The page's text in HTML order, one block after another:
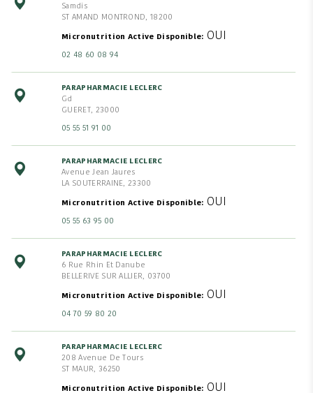
Samdis
ST AMAND MONTROND, 18200
Micronutrition Active Disponible OUI
02 48 60 08 94
PARAPHARMACIE LECLERC
Gd
GUERET, 23000
05 55 51 91 00
PARAPHARMACIE LECLERC
Avenue Jean Jaures
LA SOUTERRAINE, 23300
Micronutrition Active Disponible OUI
05 55 63 95 00
PARAPHARMACIE LECLERC
6 Rue Rhin Et Danube
BELLERIVE SUR ALLIER, 03700
Micronutrition Active Disponible OUI
04 70 59 80 20
PARAPHARMACIE LECLERC
208 Avenue De Tours
ST MAUR, 36250
Micronutrition Active Disponible OUI